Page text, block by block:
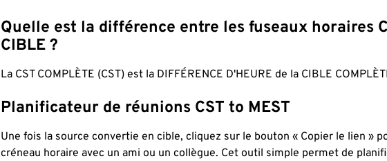
Quelle est la différence entre les fuseaux horaires
CIBLE ?
La CST COMPLÈTE (CST) est la DIFFÉRENCE D'HEURE de la CIBLE
Planificateur de réunions CST to MEST
Une fois la source convertie en cible, cliquez sur le bouton « Copier le lien »
créneau horaire avec un ami ou un collègue. Cet outil simple permet de